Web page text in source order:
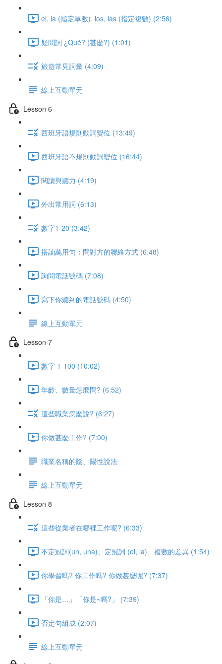
el, la (指定單數), los, las (指定複數) (2:56)
疑問詞 ¿Qué? (甚麼?) (1:01)
旅遊常見詞彙 (4:09)
線上互動單元
Lesson 6
西班牙語規則動詞變位 (13:49)
西班牙語不規則動詞變位 (16:44)
閱讀與聽力 (4:19)
外出常用詞 (6:13)
數字1-20 (3:42)
搭訕萬用句：問對方的聯絡方式 (6:48)
詢問電話號碼 (7:08)
寫下你聽到的電話號碼 (4:50)
線上互動單元
Lesson 7
數字 1-100 (10:02)
年齡、數量怎麼問? (6:52)
這些職業怎麼說? (6:27)
你做甚麼工作? (7:00)
職業名稱的陰、陽性說法
線上互動單元
Lesson 8
這些從業者在哪裡工作呢? (6:33)
不定冠詞(un, una)、定冠詞 (el, la)、複數的差異 (1:54)
你學習嗎? 你工作嗎? 你做甚麼呢? (7:37)
「你是…」「你是~嗎?」 (7:39)
否定句組成 (2:07)
線上互動單元